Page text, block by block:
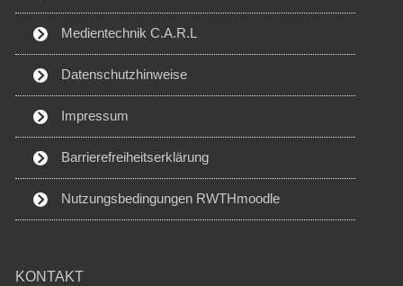
Medientechnik C.A.R.L
Datenschutzhinweise
Impressum
Barrierefreiheitserklärung
Nutzungsbedingungen RWTHmoodle
KONTAKT